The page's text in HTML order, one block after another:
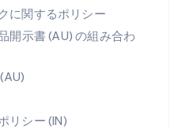
に関するポリシー
開示書 (AU) の組み合わ
リシー (IN)